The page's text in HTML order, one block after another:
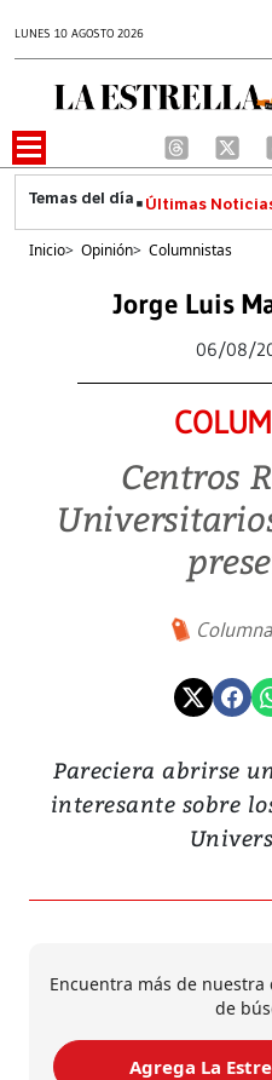
LUNES 10 AGOSTO 2026
Últimas
Inicio> Opinión> Columnistas
Jorge Luis
06/08/
Centros
Pareciera abrirse
interesante sobre
Encuentra más de
de
Agrega La